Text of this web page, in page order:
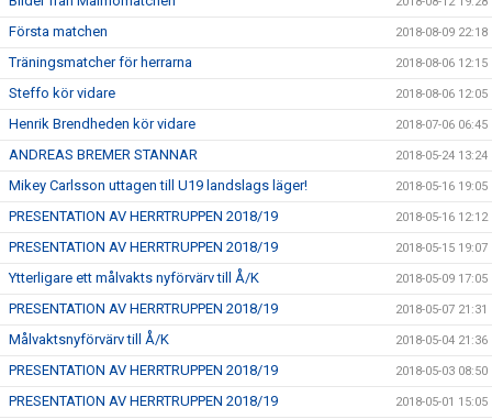
Första matchen 2018-08-09 22:18
Träningsmatcher för herrarna 2018-08-06 12:15
Steffo kör vidare 2018-08-06 12:05
Henrik Brendheden kör vidare 2018-07-06 06:45
ANDREAS BREMER STANNAR 2018-05-24 13:24
Mikey Carlsson uttagen till U19 landslags läger! 2018-05-16 19:05
PRESENTATION AV HERRTRUPPEN 2018/19 2018-05-16 12:12
PRESENTATION AV HERRTRUPPEN 2018/19 2018-05-15 19:07
Ytterligare ett målvakts nyförvärv till Å/K 2018-05-09 17:05
PRESENTATION AV HERRTRUPPEN 2018/19 2018-05-07 21:31
Målvaktsnyförvärv till Å/K 2018-05-04 21:36
PRESENTATION AV HERRTRUPPEN 2018/19 2018-05-03 08:50
PRESENTATION AV HERRTRUPPEN 2018/19 2018-05-01 15:05